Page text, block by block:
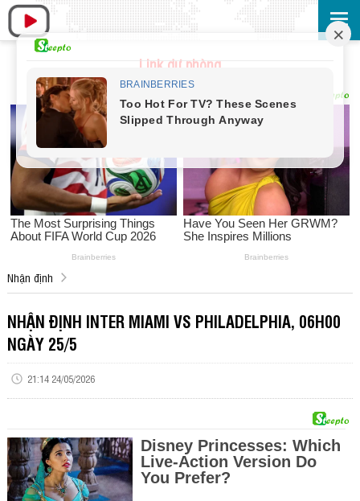
Link dự phòng
Nhận định
NHẬN ĐỊNH INTER MIAMI VS PHILADELPHIA, 06H00
NGÀY 25/5
21:14 24/05/2026